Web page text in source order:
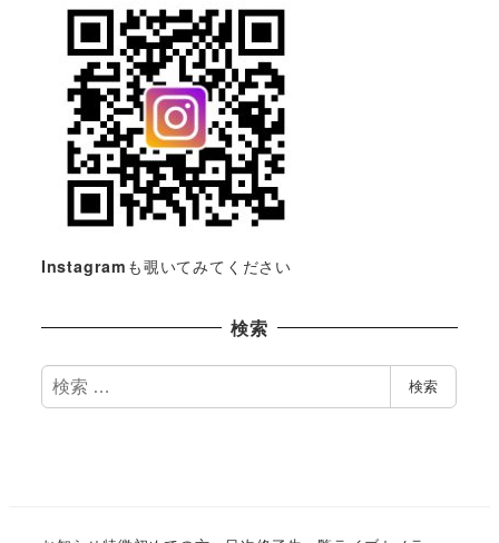
Instagram も覗いてみてください
検索
検
索
検索